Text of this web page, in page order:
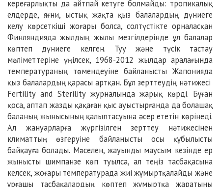
кереғарлықты да айтпай кетуге болмайды: тропикалық
елдерде, яғни, ыстық жақта қыз балалардың дүниеге
келу көрсеткіші жоғары болса, солтүстікте орналасқан
Финляндияда жылдың жылы мезгілдерінде ұл балалар
көптеп дүниеге келген. Туу және түсік тастау
мәліметтеріне үңілсек, 1968-2012 жылдар аралағында
температураның төмендеуіне байланысты Жапонияда
қыз балалардың қарасы артқан. Бұл зерттеудің нәтижесі
Fertility and Sterility журналында жарық көрді. Бұған
қоса, аптап жазды қақаған қыс ауыстырғанда да болашақ
баланың жынысының қалыптасуына әсер ететін көрінеді.
Ал жануарларға жүргізілген зерттеу нәтижесінен
климаттың өзгеруіне байланысты осы құбылысты
байқауға болады. Мәселен, жауынды маусым кезінде ер
жынысты шимпанзе көп туылса, ал теңіз тасбақасына
келсек, жоғары температурада жиі жұмыртқалайды және
ұрғашы тасбақалардың көптеп жұмыртқа жаратыны